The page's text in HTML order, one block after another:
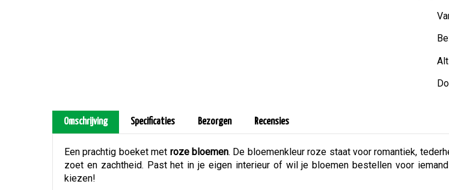
Omschrijving Specificaties Bezorgen Recensies
Een prachtig boeket met roze bloemen. De bloemenkleur roze staat voor romantiek,
zoet en zachtheid. Past het in je eigen interieur of wil je bloemen bestellen voor
kiezen!